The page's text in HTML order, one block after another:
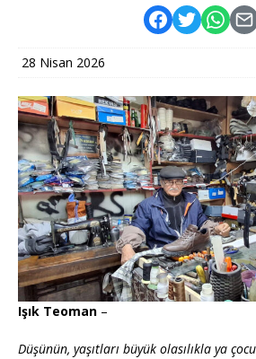
28 Nisan 2026
Işık Teoman –
Düşünün, yaşıtları büyük olasılıkla ya